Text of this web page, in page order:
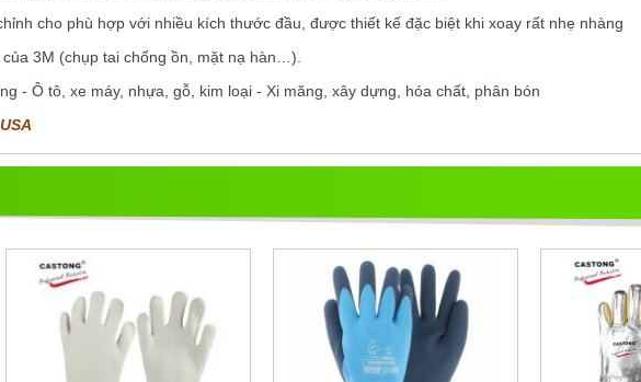
cho phù hợp với nhiều kích thước đầu, được thiết kế đặc biệt khi xoay rất nhẹ nhàng
3M (chụp tai chống ồn, mặt nạ hàn…).
- Ô tô, xe máy, nhựa, gỗ, kim loại - Xi măng, xây dựng, hóa chất, phân bón